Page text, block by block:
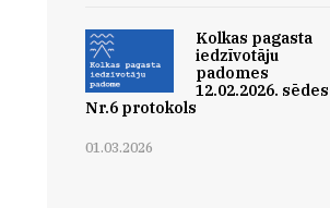
Kolkas pagasta
iedzīvotāju
padomes
12.02.2026. sēdes
Nr.6 protokols
01.03.2026